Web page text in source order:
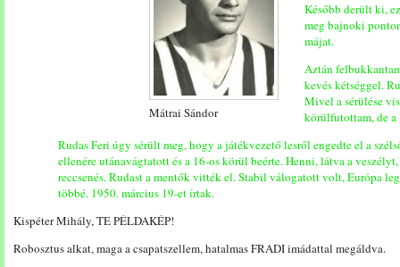
Mátrai Sándor
Később derült ki,
meg bajnoki
májat.
Aztán
kevés kétséggel.
Mivel a sérülése
körülfutottam, de a
Rudas Feri úgy sérült meg, hogy a játékvezető lesről engedte el a
ellenére utánavágtatott és a 16-os körül beérte. Henni, látva a
reccsenés. Rudast a mentők vitték el. Stabil válogatott volt, Európa
többé. 1950. március 19-et írtak.
Kispéter Mihály, TE PÉLDAKÉP!
Robosztus alkat, maga a csapatszellem, hatalmas FRADI imádattal megáldva.